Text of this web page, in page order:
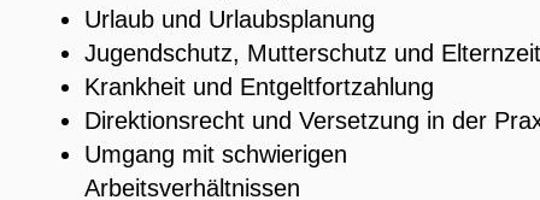
Urlaub und Urlaubsplanung
Jugendschutz, Mutterschutz und Elternzeit
Krankheit und Entgeltfortzahlung
Direktionsrecht und Versetzung in der
Umgang mit schwierigen
Arbeitsverhältnissen